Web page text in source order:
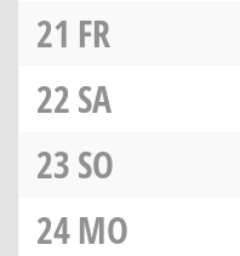
21 FR
22SA
23SO
24MO